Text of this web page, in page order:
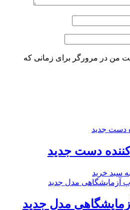
من در مرورگر برای زمانی که
دست جدید
سبد خرید
مدل جدید